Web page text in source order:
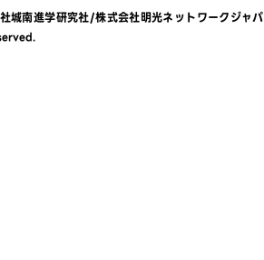
城南進学研究社/株式会社明光ネットワークジャ